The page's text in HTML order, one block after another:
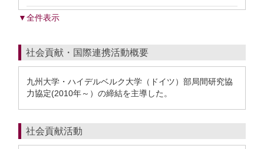
▼全件表示
社会貢献・国際連携活動概要
九州大学・ハイデルベルク大学（ドイツ）部局間研究協
力協定(2010年～）の締結を主導した。
社会貢献活動